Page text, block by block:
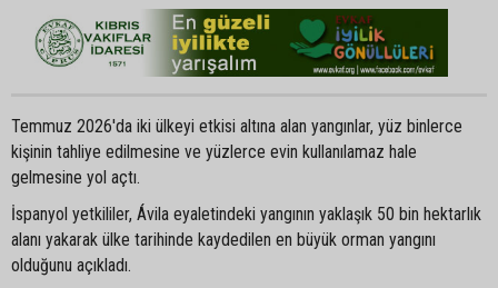
Temmuz 2026'da iki ülkeyi etkisi altına alan yangınlar, yüz binlerce
kişinin tahliye edilmesine ve yüzlerce evin kullanılamaz hale
gelmesine yol açtı.
İspanyol yetkililer, Ávila eyaletindeki yangının yaklaşık 50 bin hektarlık
alanı yakarak ülke tarihinde kaydedilen en büyük orman yangını
olduğunu açıkladı.